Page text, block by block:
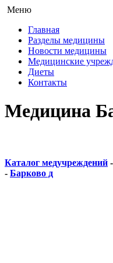
Меню
Главная
Разделы медицины
Новости медицины
Медицинские
Диеты
Контакты
Медицина
Каталог медучреждений -
- Барково д